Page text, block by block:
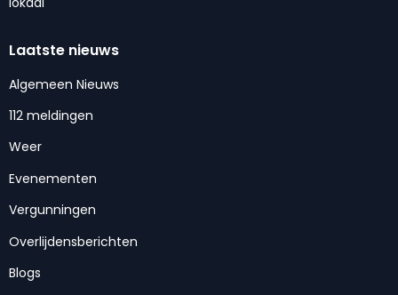
Laatste nieuws
Algemeen Nieuws
112 meldingen
Weer
Evenementen
Vergunningen
Overlijdensberichten
Blogs